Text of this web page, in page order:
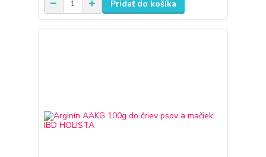
Pridať do košíka